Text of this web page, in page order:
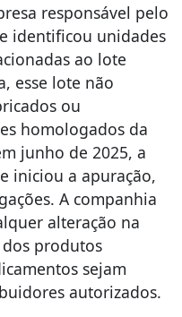
responsável pelo
identificou unidades
ao lote
esse lote não
ou
homologados da
junho de 2025, a
iniciou a apuração,
A companhia
alteração na
produtos
sejam
autorizados.